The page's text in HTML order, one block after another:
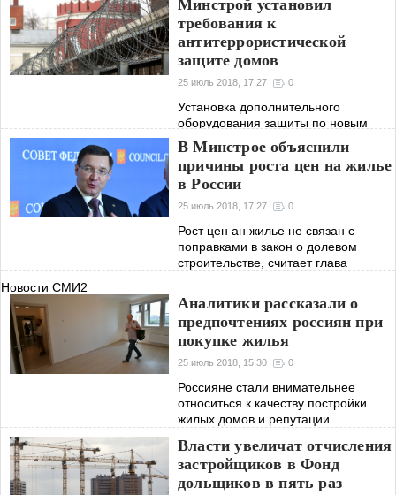
отпускного сезона в среднем стоит
930-950 рублей в сутки
Минстрой установил
требования к
антитеррористической
защите домов
25 июль 2018, 17:27 0
Установка дополнительного
оборудования защиты по новым
правилам может обернуться «новой
строчкой» в квитанциях для жителей,
рассказали РБК
В Минстрое объяснили
причины роста цен на жилье
в России
25 июль 2018, 17:27 0
Рост цен ан жилье не связан с
поправками в закон о долевом
строительстве, считает глава
Новости СМИ2
Аналитики рассказали о
предпочтениях россиян при
покупке жилья
25 июль 2018, 15:30 0
Россияне стали внимательнее
относиться к качеству постройки
жилых домов и репутации
Власти увеличат отчисления
застройщиков в Фонд
дольщиков в пять раз